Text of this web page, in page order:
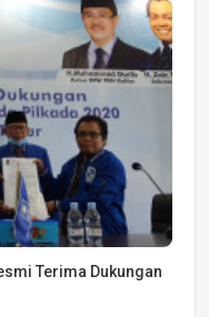
Terima Dukungan